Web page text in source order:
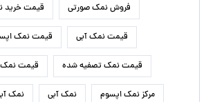
فروش نمک صورتی قیمت خرید
قیمت نمک آبی قیمت نمک
قیمت نمک تصفیه شده قیمت
مرکز نمک اپسوم نمک آبی نمک